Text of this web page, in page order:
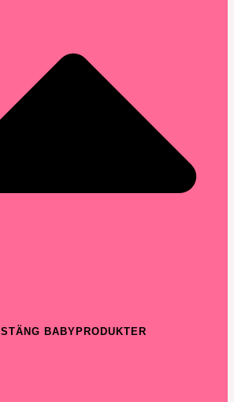
STÄNG BABYPRODUKTER